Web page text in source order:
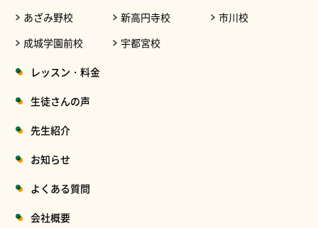
あざみ野校
成城学園前校
新高円寺校
宇都宮校
市川校
レッスン・料金
生徒さんの声
先生紹介
お知らせ
よくある質問
会社概要